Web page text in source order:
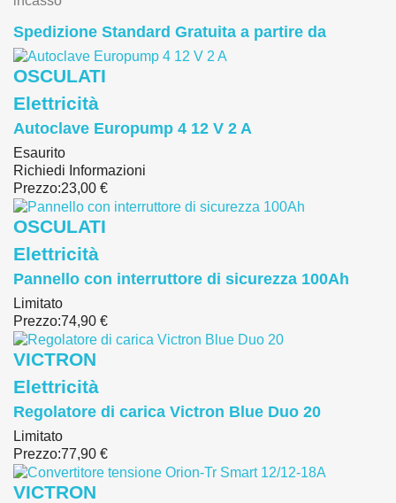
Spedizione Standard Gratuita a partire da
OSCULATI
Elettricità
Autoclave Europump 4 12 V 2 A
Esaurito
Richiedi Informazioni
Prezzo:23,00 €
OSCULATI
Elettricità
Pannello con interruttore di sicurezza 100Ah
Limitato
Prezzo:74,90 €
VICTRON
Elettricità
Regolatore di carica Victron Blue Duo 20
Limitato
Prezzo:77,90 €
VICTRON